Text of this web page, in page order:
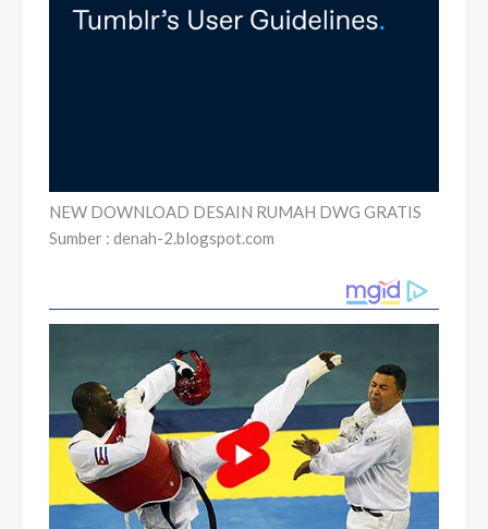
NEW DOWNLOAD DESAIN RUMAH DWG GRATIS
Sumber : denah-2.blogspot.com